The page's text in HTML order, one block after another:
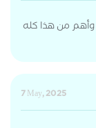
من هذا كله
7 May, 2025